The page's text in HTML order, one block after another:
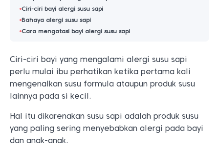
Ciri-ciri bayi alergi susu sapi
Bahaya alergi susu sapi
Cara mengatasi bayi alergi susu sapi
Ciri-ciri bayi yang mengalami alergi susu sapi
perlu mulai ibu perhatikan ketika pertama kali
mengenalkan susu formula ataupun produk susu
lainnya pada si kecil.
Hal itu dikarenakan susu sapi adalah produk susu
yang paling sering menyebabkan alergi pada bayi
dan anak-anak.